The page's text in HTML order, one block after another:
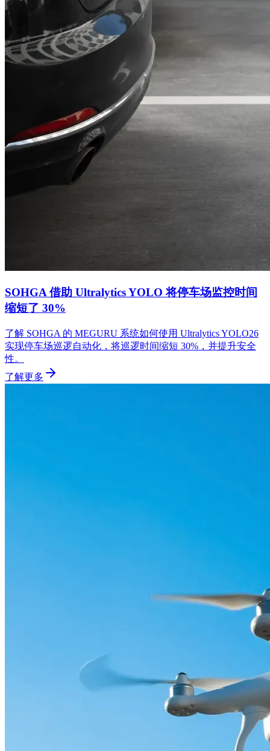
SOHGA 借助 Ultralytics YOLO 将停车场监控时间
缩短了 30%
了解 SOHGA 的 MEGURU 系统如何使用 Ultralytics YOLO26
实现停车场巡逻自动化，将巡逻时间缩短 30%，并提升安全
性。
了解更多